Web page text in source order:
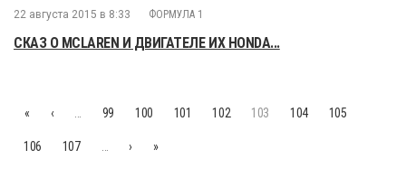
22 августа 2015 в 8:33 ФОРМУЛА 1
СКАЗ О MCLAREN И ДВИГАТЕЛЕ ИХ HONDA...
« ‹ 99 100 101 102 103 104 105
106 107 › »